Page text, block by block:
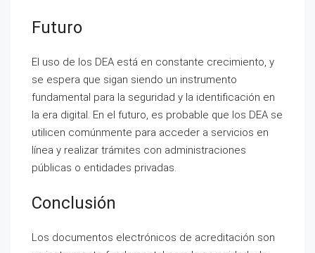
Futuro
El uso de los DEA está en constante crecimiento, y
se espera que sigan siendo un instrumento
fundamental para la seguridad y la identificación en
la era digital. En el futuro, es probable que los DEA se
utilicen comúnmente para acceder a servicios en
línea y realizar trámites con administraciones
públicas o entidades privadas.
Conclusión
Los documentos electrónicos de acreditación son